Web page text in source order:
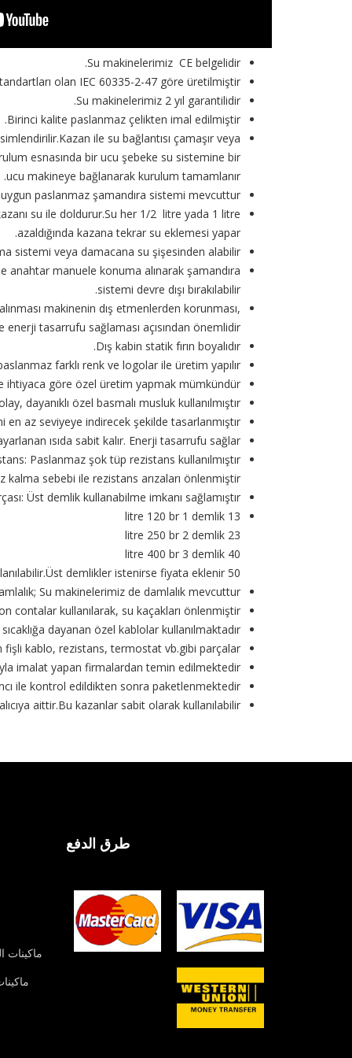
Su makinelerimiz CE belgelidir.
olan IEC 60335-2-47 göre üretilmiştir.
Su makinelerimiz 2 yıl garantilidir.
Birinci kalite paslanmaz çelikten imal edilmiştir.
ile su bağlantısı çamaşır veya
esnasında bir ucu şebeke su sistemine bir
ucu makineye bağlanarak kurulum tamamlanır.
paslanmaz şamandıra sistemi mevcuttur.
su ile doldurur.Su her 1/2 litre yada 1 litre
azaldığında kazana tekrar su eklemesi yapar.
sistemi veya damacana su şişesinden alabilir.
manuele konuma alınarak şamandıra
sistemi devre dışı bırakılabilir.
makinenin dış etmenlerden korunması,
tasarrufu sağlaması açısından önemlidir.
Dış kabin statik fırın boyalıdır.
farklı renk ve logolar ile üretim yapılır.
ihtiyaca göre özel üretim yapmak mümkündür.
dayanıklı özel basmalı musluk kullanılmıştır
en az seviyeye indirecek şekilde tasarlanmıştır.
ısıda sabit kalır. Enerji tasarrufu sağlar.
Paslanmaz şok tüp rezistans kullanılmıştır.
kalma sebebi ile rezistans arızaları önlenmiştir.
Üst demlik kullanabilme imkanı sağlamıştır.
13 litre 120 br 1 demlik
23 litre 250 br 2 demlik
40 litre 400 br 3 demlik
50 litre 500 br 4 demlik kullanılabilir.Üst demlikler istenirse fiyata eklenir.
Su makinelerimiz de damlalık mevcuttur.
contalar kullanılarak, su kaçakları önlenmiştir.
dayanan özel kablolar kullanılmaktadır
fişli kablo, rezistans, termostat vb.gibi parçalar
imalat yapan firmalardan temin edilmektedir.
ile kontrol edildikten sonra paketlenmektedir.
aittir.Bu kazanlar sabit olarak kullanılabilir.
ماكينات
طرق الدفع